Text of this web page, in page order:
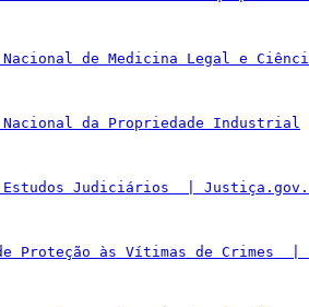
de Medicina Legal e
da Propriedade Industrial
Estudos Judiciários  |
de Proteção às Vítimas de Crimes